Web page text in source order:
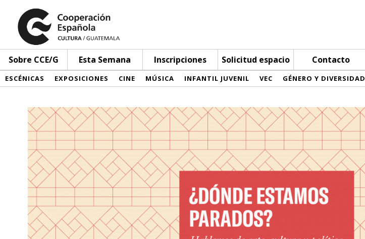
Sobre CCE/G Esta Semana Inscripciones Solicitud espacio Contacto
ESCÉNICAS EXPOSICIONES CINE MÚSICA INFANTIL JUVENIL VEC GÉNERO Y DIVERSIDAD